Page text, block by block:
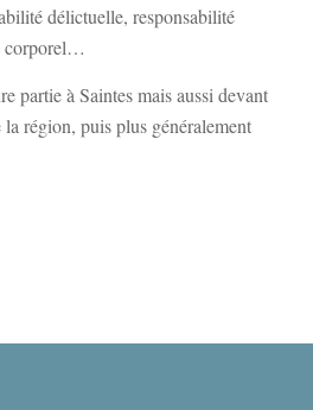
délictuelle, responsabilité
corporel…
partie à Saintes mais aussi devant
région, puis plus généralement